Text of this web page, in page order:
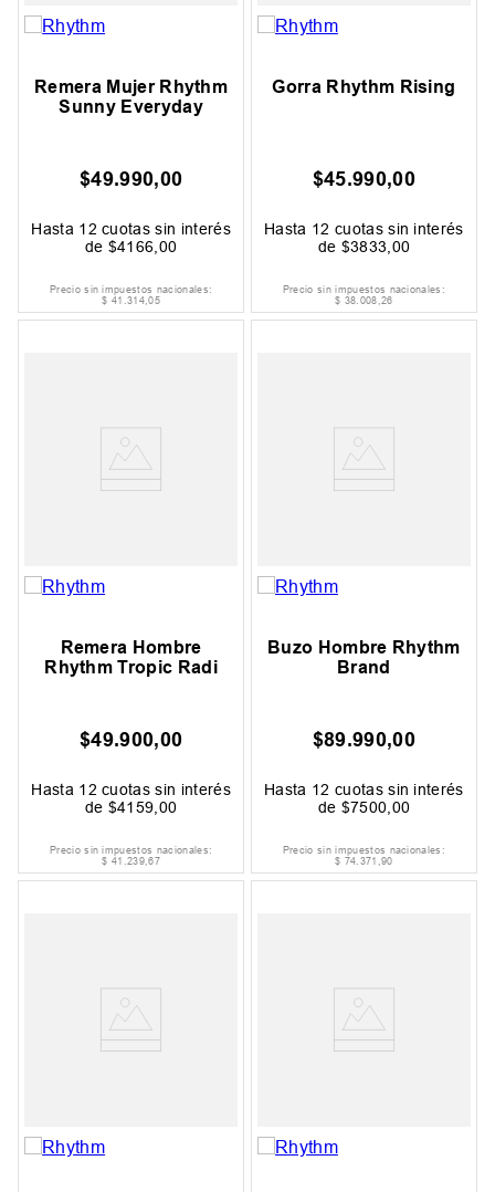
Remera Mujer Rhythm
Sunny Everyday
$49.990,00
Hasta 12 cuotas sin interés
de $4166 00
Precio sin impuestos nacionales:
$ 41 .314,05
Gorra Rhythm Rising
$45.990,00
Hasta 12 cuotas sin interés
de $3833 00
Precio sin impuestos nacionales:
$ 38.008,26
Remera Hombre
Rhythm Tropic Radi
$49.900,00
Hasta 12 cuotas sin interés
de $4159 00
Precio sin impuestos nacionales:
$ 41 .239,67
Buzo Hombre Rhythm
Brand
$89.990,00
Hasta 12 cuotas sin interés
de $7500 00
Precio sin impuestos nacionales:
$ 74.371,90